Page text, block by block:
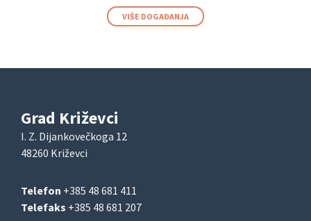
VIŠE DOGAĐANJA
Grad Križevci
I. Z. Dijankovečkoga 12
48260 Križevci
Telefon +385 48 681 411
Telefaks +385 48 681 207